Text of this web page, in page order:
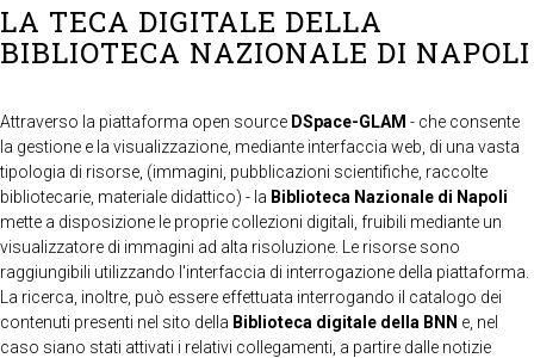
LA TECA DIGITALE DELLA
BIBLIOTECA NAZIONALE DI NAPOLI
Attraverso la piattaforma open source DSpace-GLAM - che consente
la gestione e la visualizzazione, mediante interfaccia web, di una vasta
tipologia di risorse, (immagini, pubblicazioni scientifiche, raccolte
bibliotecarie, materiale didattico) - la Biblioteca Nazionale di Napoli
mette a disposizione le proprie collezioni digitali, fruibili mediante un
visualizzatore di immagini ad alta risoluzione. Le risorse sono
raggiungibili utilizzando l'interfaccia di interrogazione della piattaforma.
La ricerca, inoltre, può essere effettuata interrogando il catalogo dei
contenuti presenti nel sito della Biblioteca digitale della BNN e, nel
caso siano stati attivati i relativi collegamenti, a partire dalle notizie